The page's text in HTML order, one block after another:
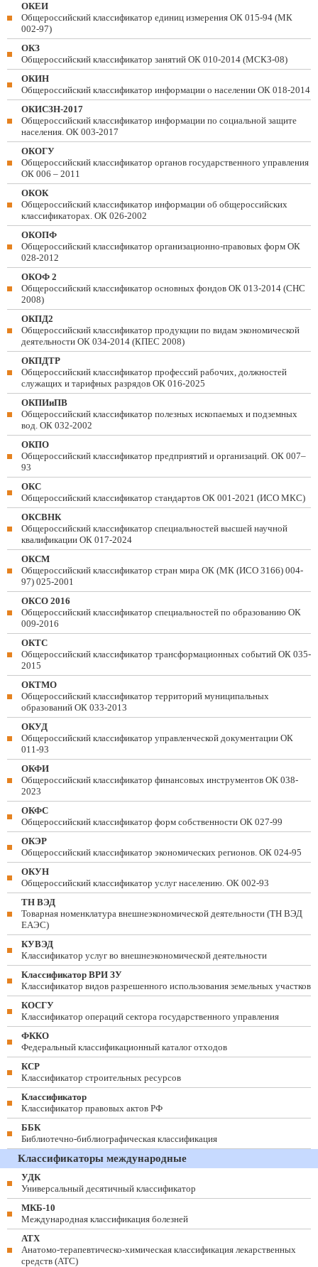
ОКЕИ
Общероссийский классификатор единиц измерения ОК 015-94 (МК
002-97)
ОКЗ
Общероссийский классификатор занятий ОК 010-2014 (МСКЗ-08)
ОКИН
Общероссийский классификатор информации о населении ОК 018-2014
ОКИСЗН-2017
Общероссийский классификатор информации по социальной защите
населения. ОК 003-2017
ОКОГУ
Общероссийский классификатор органов государственного управления
ОК 006 – 2011
ОКОК
Общероссийский классификатор информации об общероссийских
классификаторах. ОК 026-2002
ОКОПФ
Общероссийский классификатор организационно-правовых форм ОК
028-2012
ОКОФ 2
Общероссийский классификатор основных фондов ОК 013-2014 (СНС
2008)
ОКПД2
Общероссийский классификатор продукции по видам экономической
деятельности ОК 034-2014 (КПЕС 2008)
ОКПДТР
Общероссийский классификатор профессий рабочих, должностей
служащих и тарифных разрядов ОК 016-2025
ОКПИиПВ
Общероссийский классификатор полезных ископаемых и подземных
вод. ОК 032-2002
ОКПО
Общероссийский классификатор предприятий и организаций. ОК 007–
93
ОКС
Общероссийский классификатор стандартов ОК 001-2021 (ИСО МКС)
ОКСВНК
Общероссийский классификатор специальностей высшей научной
квалификации ОК 017-2024
ОКСМ
Общероссийский классификатор стран мира ОК (МК (ИСО 3166) 004-
97) 025-2001
ОКСО 2016
Общероссийский классификатор специальностей по образованию ОК
009-2016
ОКТС
Общероссийский классификатор трансформационных событий ОК 035-
2015
ОКТМО
Общероссийский классификатор территорий муниципальных
образований ОК 033-2013
ОКУД
Общероссийский классификатор управленческой документации ОК
011-93
ОКФИ
Общероссийский классификатор финансовых инструментов OK 038-
2023
ОКФС
Общероссийский классификатор форм собственности ОК 027-99
ОКЭР
Общероссийский классификатор экономических регионов. ОК 024-95
ОКУН
Общероссийский классификатор услуг населению. ОК 002-93
ТН ВЭД
Товарная номенклатура внешнеэкономической деятельности (ТН ВЭД
ЕАЭС)
КУВЭД
Классификатор услуг во внешнеэкономической деятельности
Классификатор ВРИ ЗУ
Классификатор видов разрешенного использования земельных участков
КОСГУ
Классификатор операций сектора государственного управления
ФККО
Федеральный классификационный каталог отходов
КСР
Классификатор строительных ресурсов
Классификатор
Классификатор правовых актов РФ
ББК
Библиотечно-библиографическая классификация
Классификаторы международные
УДК
Универсальный десятичный классификатор
МКБ-10
Международная классификация болезней
АТХ
Анатомо-терапевтическо-химическая классификация лекарственных
средств (ATC)